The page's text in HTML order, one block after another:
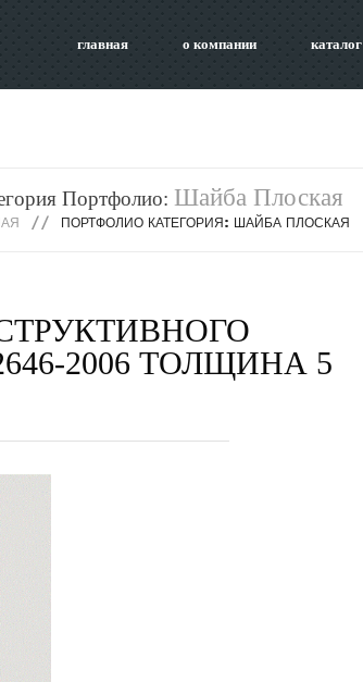
главная о компании каталог
Портфолио: Шайба Плоская
ПОРТФОЛИО КАТЕГОРИЯ: ШАЙБА ПЛОСКАЯ
2006 ТОЛЩИНА 5